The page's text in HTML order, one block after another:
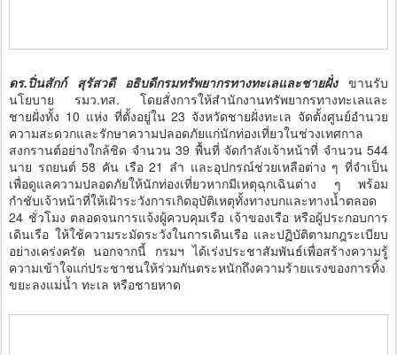
ดร.ปิ่นสักก์ สุรัสวดี อธิบดีกรมทรัพยากรทางทะเลและชายฝั่งขานรับ
นโยบาย รมว.ทส. โดยสั่งการให้สำนักงานทรัพยากรทางทะเลและ
ชายฝั่งทั้ง 10 แห่ง ที่ตั้งอยู่ใน 23 จังหวัดชายฝั่งทะเล จัดตั้งศูนย์อำนวย
ความสะดวกและรักษาความปลอดภัยแก่นักท่องเที่ยวในช่วงเทศกาล
สงกรานต์อย่างใกล้ชิด จำนวน 39 พื้นที่ จัดกำลังเจ้าหน้าที่ จำนวน 544
นาย รถยนต์ 58 คัน เรือ 21 ลำ และอุปกรณ์ช่วยเหลือต่าง ๆ ที่จำเป็น
เพื่อดูแลความปลอดภัยให้นักท่องเที่ยวหากมีเหตุฉุกเฉินต่าง ๆ พร้อม
กำชับเจ้าหน้าที่ให้เฝ้าระวังการเกิดอุบัติเหตุทั้งทางบกและทางน้ำตลอด
24 ชั่วโมง ตลอดจนการแจ้งผู้ควบคุมเรือ เจ้าของเรือ หรือผู้ประกอบการ
เดินเรือ ให้ใช้ความระมัดระวังในการเดินเรือ และปฏิบัติตามกฎระเบียบ
อย่างเคร่งครัด นอกจากนี้ กรมฯ ได้เร่งประชาสัมพันธ์เพื่อสร้างความรู้
ความเข้าใจแก่ประชาชนให้ร่วมกันตระหนักถึงความร้ายแรงของการทิ้ง
ขยะลงแม่น้ำ ทะเล หรือชายหาด